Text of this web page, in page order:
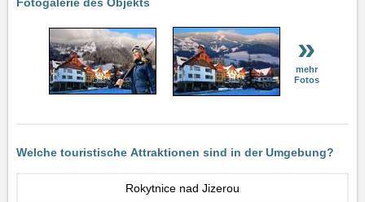
»
mehr
Fotos
Welche touristische Attraktionen sind in der Umgebung?
Rokytnice nad Jizerou